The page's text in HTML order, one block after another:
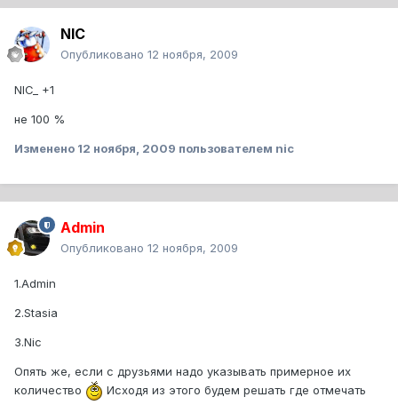
NIC
Опубликовано 12 ноября, 2009
NIC_ +1
не 100 %
Изменено 12 ноября, 2009 пользователем nic
Admin
Опубликовано 12 ноября, 2009
1.Admin
2.Stasia
3.Nic
Опять же, если с друзьями надо указывать примерное их
количество
Исходя из этого будем решать где отмечать